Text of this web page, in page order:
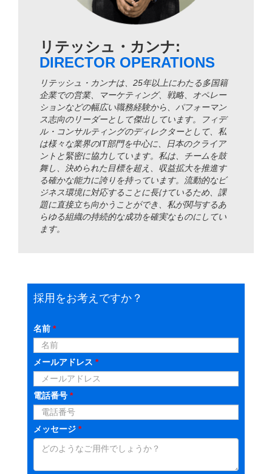
リテッシュ・カンナ:
DIRECTOR OPERATIONS
リテッシュ・カンナは、25年以上にわたる多国籍
企業での営業、マーケティング、戦略、オペレー
ションなどの幅広い職務経験から、パフォーマン
ス志向のリーダーとして傑出しています。フィデ
ル・コンサルティングのディレクターとして、私
は様々な業界のIT部門を中心に、日本のクライア
ントと緊密に協力しています。私は、チームを鼓
舞し、決められた目標を超え、収益拡大を推進す
る確かな能力に誇りを持っています。流動的なビ
ジネス環境に対応することに長けているため、課
題に直接立ち向かうことができ、私が関与するあ
らゆる組織の持続的な成功を確実なものにしてい
ます。
採用をお考えですか？
名前 *
メールアドレス *
電話番号 *
メッセージ *